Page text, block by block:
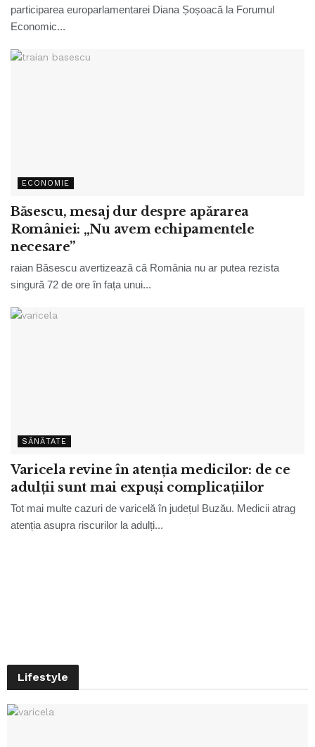
participarea europarlamentarei Diana Șoșoacă la Forumul
Economic...
ECONOMIE
Băsescu, mesaj dur despre apărarea
României: „Nu avem echipamentele
necesare”
raian Băsescu avertizează că România nu ar putea rezista
singură 72 de ore în fața unui...
SĂNĂTATE
Varicela revine în atenția medicilor: de ce
adulții sunt mai expuși complicațiilor
Tot mai multe cazuri de varicelă în județul Buzău. Medicii atrag
atenția asupra riscurilor la adulți...
Lifestyle